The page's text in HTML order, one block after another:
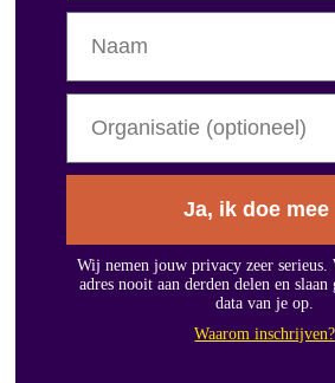
Ja, ik doe mee
Wij nemen jouw privacy zeer
adres nooit aan derden delen en
data van je op.
Waarom inschrijven?